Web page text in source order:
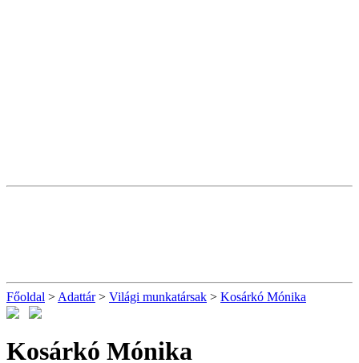
Főoldal > Adattár> Világi munkatársak > Kosárkó Mónika
Kosárkó Mónika